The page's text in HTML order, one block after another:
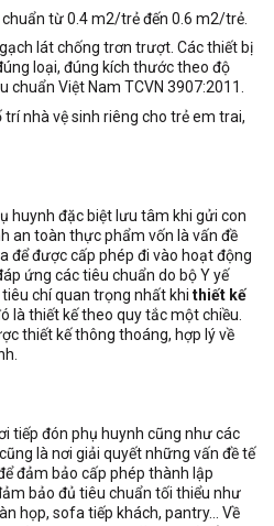
từ 0.4 m2/trẻ đến 0.6 m2/trẻ.
lát chống trơn trượt. Các thiết bị
loại, đúng kích thước theo độ
chuẩn Việt Nam TCVN 3907:2011.
nhà vệ sinh riêng cho trẻ em trai,
huynh đặc biệt lưu tâm khi gửi con
an toàn thực phẩm vốn là vấn đề
để được cấp phép đi vào hoạt động
ứng các tiêu chuẩn do bộ Y yế
chí quan trọng nhất khithiết kế
là thiết kế theo quy tắc một chiều.
thiết kế thông thoáng, hợp lý về
tiếp đón phụ huynh cũng như các
là nơi giải quyết những vấn đề tế
đảm bảo cấp phép thành lập
bảo đủ tiêu chuẩn tối thiểu như
họp, sofa tiếp khách, pantry… Về